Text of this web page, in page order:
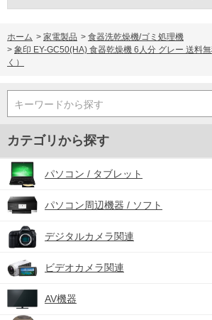
ホーム > 家電製品 > 食器洗乾燥機/ゴミ処理機
> 象印 EY-GC50(HA) 食器乾燥機 6人分 グレー 送料
く）
キーワードから探す
カテゴリから探す
パソコン / タブレット
パソコン周辺機器 / ソフト
デジタルカメラ関連
ビデオカメラ関連
AV機器